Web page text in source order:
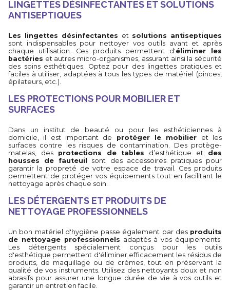
LINGETTES DÉSINFECTANTES ET SOLUTIONS
ANTISEPTIQUES
Les lingettes désinfectantes et solutions antiseptiques
sont indispensables pour nettoyer vos outils avant et après
chaque utilisation. Ces produits permettent d'éliminer les
bactéries et autres micro-organismes, assurant ainsi la sécurité
des soins esthétiques. Optez pour des lingettes pratiques et
faciles à utiliser, adaptées à tous les types de matériel (pinces,
épilateurs, etc.).
LES PROTECTIONS POUR MOBILIER ET
SURFACES
Dans un institut de beauté ou pour les esthéticiennes à
domicile, il est important de protéger le mobilier et les
surfaces contre les risques de contamination. Des protège-
matelas, des protections de tables d’esthétique et des
housses de fauteuil
sont des accessoires pratiques pour
garantir la propreté de votre espace de travail. Ces produits
permettent de protéger vos équipements tout en facilitant le
nettoyage après chaque soin.
LES DÉTERGENTS ET PRODUITS DE
NETTOYAGE PROFESSIONNELS
Un bon matériel d'hygiène passe également par des produits
de nettoyage professionnels adaptés à vos équipements.
Les détergents spécialement conçus pour les outils
d'esthétique permettent d'éliminer efficacement les résidus de
produits, de maquillage ou de crèmes, tout en préservant la
qualité de vos instruments. Utilisez des nettoyants doux et non
abrasifs pour assurer une longue durée de vie à vos outils et
garantir un entretien facile.